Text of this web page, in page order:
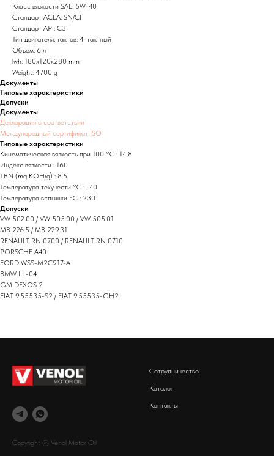
Класс вязкости SAE: 5W-40
Стандарт ACEA: SN/CF
Стандарт API: C3
Тип двигателя, тактов: 4-тактный
Объем: 6 л
lwh: 180x120x280 mm
Weight: 4700 g
Документы
Типовые характеристики
Допуски
Документы
Декларация о соответствии
Международный сертификат ISO
Типовые характеристики
Кинематическая вязкость при 100 °C : 14.8
Индекс вязкости : 160
TBN (mg KOH/g) : 8.5
Температура текучести °C : -40
Температура вспышки °C : 230
Допуски
VW 502.00 / VW 505.00 / VW 505.01
MB 226.5 / MB 229.31
RENAULT RN 0700 / RENAULT RN 0710
PORSCHE A40
FORD WSS-M2C917-A
BMW LL-04
GM DEXOS 2
FIAT 9.55535-S2 / FIAT 9.55535-GH2
Copyright © Venol Motor Oil
Сотрудничество
Каталог
Контакты